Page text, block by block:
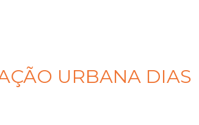
URBANA DIAS